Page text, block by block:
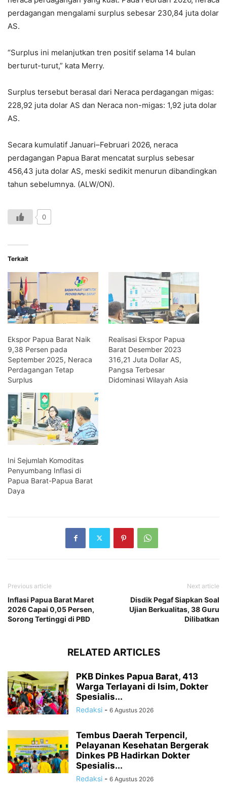
perdagangan mengalami surplus sebesar 230,84 juta dolar
AS.
“Surplus ini melanjutkan tren positif selama 14 bulan
berturut-turut,” kata Merry.
Surplus tersebut berasal dari Neraca perdagangan migas:
228,92 juta dolar AS dan Neraca non-migas: 1,92 juta dolar
AS.
Secara kumulatif Januari–Februari 2026, neraca
perdagangan Papua Barat mencatat surplus sebesar
456,43 juta dolar AS, meski sedikit menurun dibandingkan
tahun sebelumnya. (ALW/ON).
0
Terkait
Ekspor Papua Barat Naik
9,38 Persen pada
September 2025, Neraca
Perdagangan Tetap
Surplus
Realisasi Ekspor Papua
Barat Desember 2023
316,21 Juta Dollar AS,
Pangsa Terbesar
Didominasi Wilayah Asia
Ini Sejumlah Komoditas
Penyumbang Inflasi di
Papua Barat-Papua Barat
Daya
Previous article
Inflasi Papua Barat Maret
2026 Capai 0,05 Persen,
Sorong Tertinggi di PBD
Next article
Disdik Pegaf Siapkan Soal
Ujian Berkualitas, 38 Guru
Dilibatkan
RELATED ARTICLES
PKB Dinkes Papua Barat, 413
Warga Terlayani di Isim, Dokter
Spesialis...
Redaksi - 6 Agustus 2026
Tembus Daerah Terpencil,
Pelayanan Kesehatan Bergerak
Dinkes PB Hadirkan Dokter
Spesialis...
Redaksi - 6 Agustus 2026